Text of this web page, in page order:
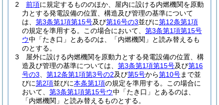
2
前項に規定するもののほか、屋内に設ける内燃機関を原動
力とする発電設備の位置、構造及び管理の基準について
は、 第3条第1項第15号及び第16号の3並びに第12条第1項
の規定を準用する。
この場合において、 第3条第1項第15号
ウ中「たき口」とあるのは、「内燃機関」と読み替えるも
のとする。
3
屋外に設ける内燃機関を原動力とする発電設備の位置、構
造及び管理の基準については、 第3条第1項第15号及び第16
号の3
第12条第1項第3号の2及び第5号から第10号まで並
びに第2項並びに本条第1項の規定を準用する。
この場合に
おいて、 第3条第1項第15号ウ中「たき口」とあるのは、
「内燃機関」と読み替えるものとする。